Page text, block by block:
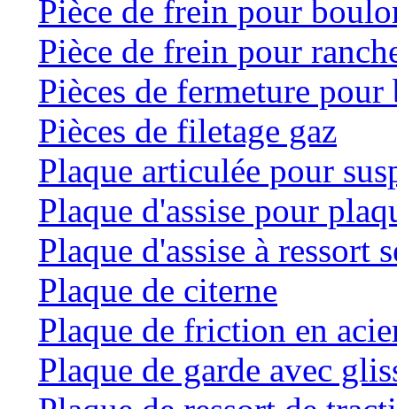
Pièce de frein pour
Pièce de frein pour
Pièces de fermeture
Pièces de filetage gaz
Plaque articulée pour
Plaque d'assise pour
Plaque d'assise à ressort
Plaque de citerne
Plaque de friction en
Plaque de garde avec